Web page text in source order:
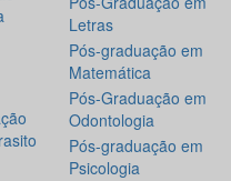
Letras
Pós-graduação em
Matemática
Pós-Graduação em
Odontologia
Pós-graduação em
Psicologia